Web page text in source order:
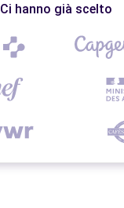
Ci hanno già scelto